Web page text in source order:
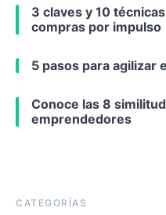
3 claves y 10
compras por impulso
5 pasos para agilizar
Conoce las 8
emprendedores
CATEGORÍAS